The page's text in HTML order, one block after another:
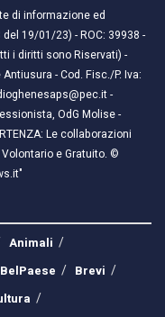
di informazione ed
19/01/23) - ROC: 39938 -
i diritti sono Riservati) -
- Cod. Fisc./P. Iva:
-
OdG Molise -
Le collaborazioni
e Gratuito. ©
Animali
BelPaese
Brevi